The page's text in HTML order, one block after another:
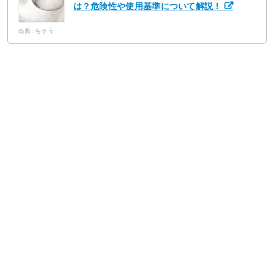
は？危険性や使用基準について解説！
出典: ちそう